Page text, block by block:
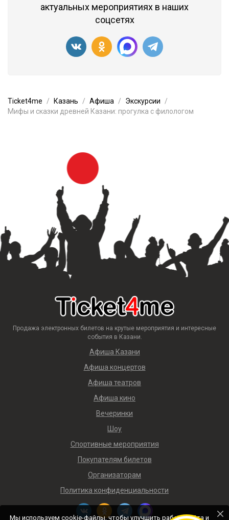
актуальных мероприятиях в наших
соцсетях
Ticket4me Казань Афиша
Экскурсии
Мифы и сказки древней Казани: прогулка с филологом
Продажа электронных билетов на крутые мероприятия и интересные
события в Казани.
Афиша Казани
Афиша концертов
Афиша театров
Афиша кино
Вечеринки
Шоу
Спортивные мероприятия
Покупателям билетов
Организаторам
Политика конфиденциальности
Мы используем cookie-файлы, чтобы улучшить работу сайта и